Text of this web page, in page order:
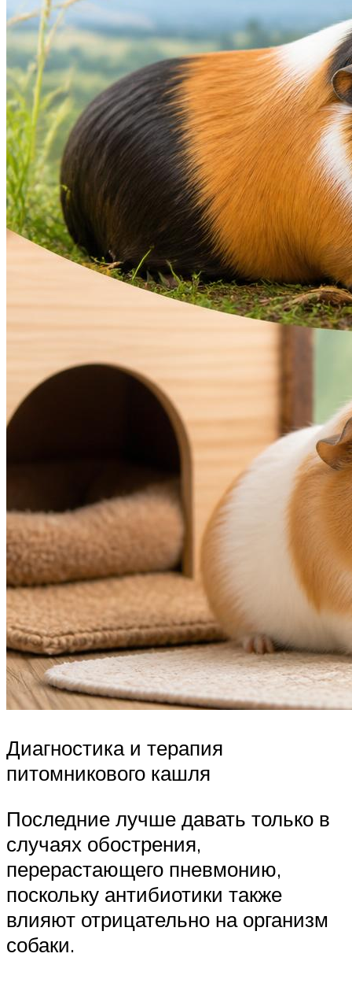
Диагностика и терапия
питомникового кашля
Последние лучше давать только в
случаях обострения,
перерастающего пневмонию,
поскольку антибиотики также
влияют отрицательно на организм
собаки.